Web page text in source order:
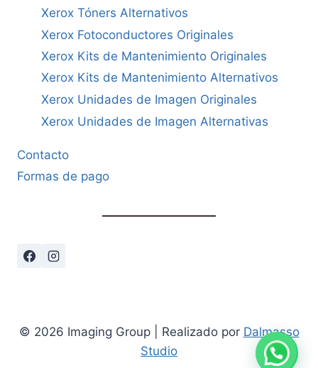
Xerox Tóners Alternativos
Xerox Fotoconductores Originales
Xerox Kits de Mantenimiento Originales
Xerox Kits de Mantenimiento Alternativos
Xerox Unidades de Imagen Originales
Xerox Unidades de Imagen Alternativas
Contacto
Formas de pago
© 2026 Imaging Group | Realizado por Dalmasso
Studio
Cómo podemos ayudarte?